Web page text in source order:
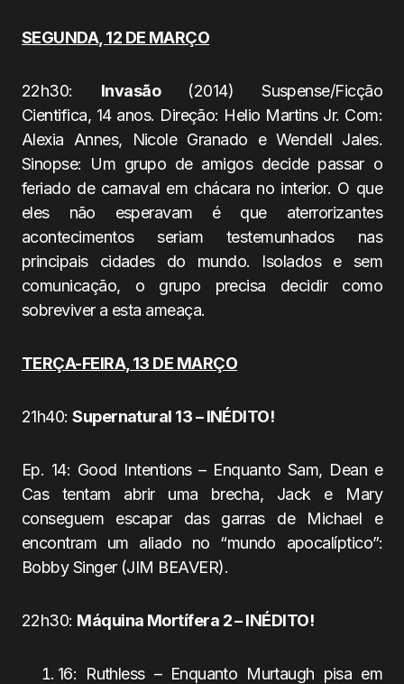
SEGUNDA, 12 DE MARÇO
22h30: Invasão (2014) Suspense/Ficção
Cientifica, 14 anos. Direção: Helio Martins Jr. Com:
Alexia Annes, Nicole Granado e Wendell Jales.
Sinopse: Um grupo de amigos decide passar o
feriado de carnaval em chácara no interior. O que
eles não esperavam é que aterrorizantes
acontecimentos seriam testemunhados nas
principais cidades do mundo. Isolados e sem
comunicação, o grupo precisa decidir como
sobreviver a esta ameaça.
TERÇA-FEIRA, 13 DE MARÇO
21h40:Supernatural 13 – INÉDITO!
Ep. 14: Good Intentions – Enquanto Sam, Dean e
Cas tentam abrir uma brecha, Jack e Mary
conseguem escapar das garras de Michael e
encontram um aliado no “mundo apocalíptico”:
Bobby Singer (JIM BEAVER).
22h30: Máquina Mortífera 2 – INÉDITO!
16: Ruthless – Enquanto Murtaugh pisa em